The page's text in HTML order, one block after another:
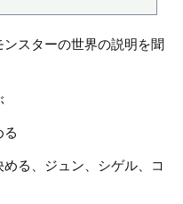
スターの世界の説明を聞
る
る、ジュン、シゲル、コ